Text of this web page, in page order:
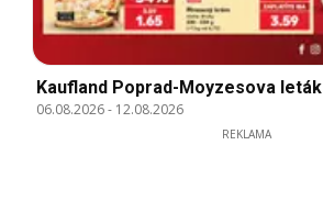
Kaufland Poprad-Moyzesova leták
06.08.2026- 12.08.2026
REKLAMA